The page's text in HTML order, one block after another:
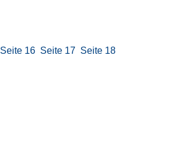
Seite 16 Seite 17 Seite 18